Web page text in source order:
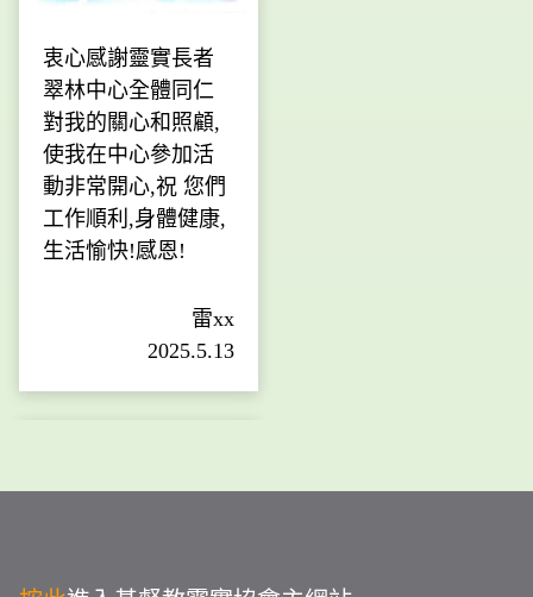
衷心感謝靈實長者
翠林中心全體同仁
對我的關心和照顧,
使我在中心參加活
動非常開心,祝 您們
工作順利,身體健康,
生活愉快!感恩!
雷xx
2025.5.13